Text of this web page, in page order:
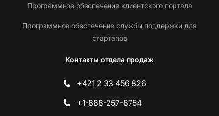
Программное обеспечение клиентского портала
Программное обеспечение службы поддержки для
стартапов
Контакты отдела продаж
+421 2 33 456 826
+1-888-257-8754